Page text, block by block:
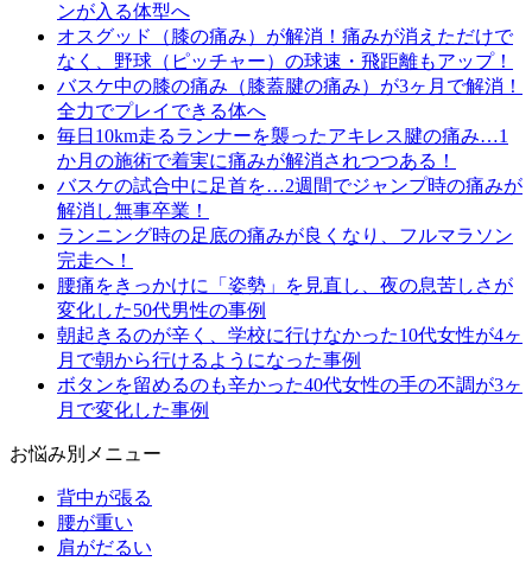
ンが入る体型へ
オスグッド（膝の痛み）が解消！痛みが消えただけで
なく、野球（ピッチャー）の球速・飛距離もアップ！
バスケ中の膝の痛み（膝蓋腱の痛み）が3ヶ月で解消！
全力でプレイできる体へ
毎日10km走るランナーを襲ったアキレス腱の痛み…1
か月の施術で着実に痛みが解消されつつある！
バスケの試合中に足首を…2週間でジャンプ時の痛みが
解消し無事卒業！
ランニング時の足底の痛みが良くなり、フルマラソン
完走へ！
腰痛をきっかけに「姿勢」を見直し、夜の息苦しさが
変化した50代男性の事例
朝起きるのが辛く、学校に行けなかった10代女性が4ヶ
月で朝から行けるようになった事例
ボタンを留めるのも辛かった40代女性の手の不調が3ヶ
月で変化した事例
お悩み別メニュー
背中が張る
腰が重い
肩がだるい